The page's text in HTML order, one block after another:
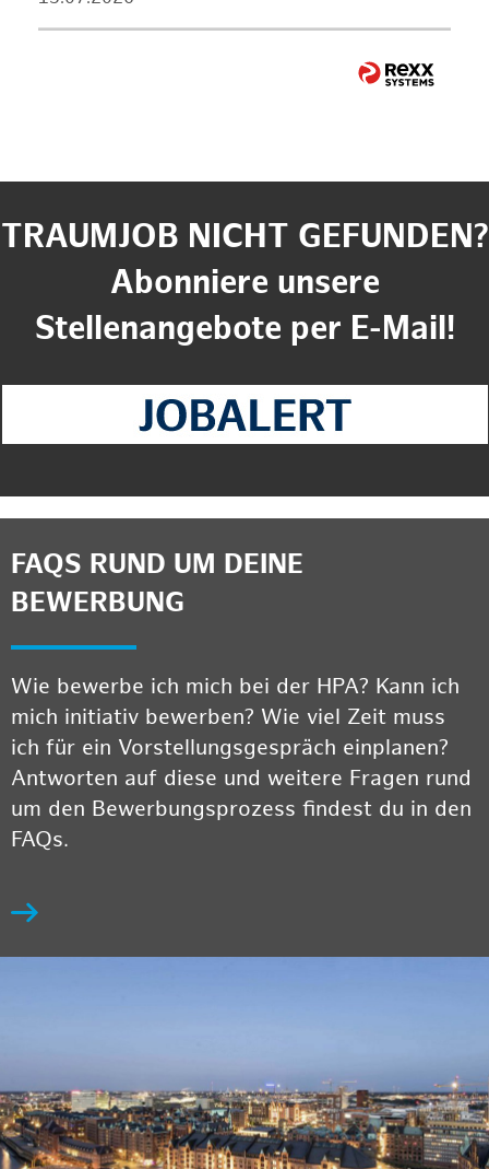
TRAUMJOB NICHT GEFUNDEN?
Abonniere unsere
Stellenangebote per E-Mail!
FAQS RUND UM DEINE
BEWERBUNG
Wie bewerbe ich mich bei der HPA? Kann ich
mich initiativ bewerben? Wie viel Zeit muss
ich für ein Vorstellungsgespräch einplanen?
Antworten auf diese und weitere Fragen rund
um den Bewerbungsprozess findest du in den
FAQs.